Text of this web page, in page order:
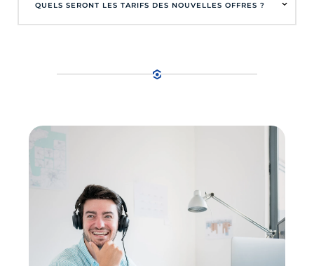
QUELS SERONT LES TARIFS DES NOUVELLES OFFRES ?